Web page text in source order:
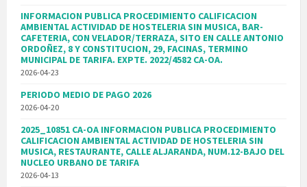
INFORMACION PUBLICA PROCEDIMIENTO CALIFICACION
AMBIENTAL ACTIVIDAD DE HOSTELERIA SIN MUSICA, BAR-
CAFETERIA, CON VELADOR/TERRAZA, SITO EN CALLE ANTONIO
ORDOÑEZ, 8 Y CONSTITUCION, 29, FACINAS, TERMINO
MUNICIPAL DE TARIFA. EXPTE. 2022/4582 CA-OA.
2026-04-23
PERIODO MEDIO DE PAGO 2026
2026-04-20
2025_10851 CA-OA INFORMACION PUBLICA PROCEDIMIENTO
CALIFICACION AMBIENTAL ACTIVIDAD DE HOSTELERIA SIN
MUSICA, RESTAURANTE, CALLE ALJARANDA, NUM.12-BAJO DEL
NUCLEO URBANO DE TARIFA
2026-04-13